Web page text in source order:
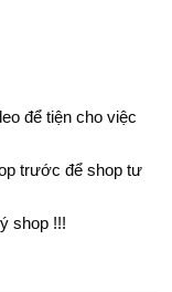
để tiện cho việc
trước để shop tư
shop !!!